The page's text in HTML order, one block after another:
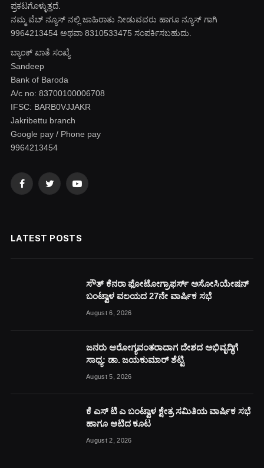
ಪ್ರಕಟಗೊಳ್ಳುತ್ತದೆ.
ನಮ್ಮ ವೆಬ್ ನ್ಯೂಸ್ ನಲ್ಲಿ ಜಾಹಿರಾತು ನೀಡುವವರು ಹಾಗೂ ನ್ಯೂಸ್ ಗಾಗಿ
9964213454 ಅಥವಾ 8310533475 ಸಂಪರ್ಕಿಸಬಹುದು.
ಬ್ಯಾಂಕ್ ಖಾತೆ ಸಂಖ್ಯೆ
Sandeep
Bank of Baroda
A/c no: 83700100006708
IFSC: BARB0VJJAKR
Jakribettu branch
Google pay / Phone pay
9964213454
FacebookTwitter YouTube
LATEST POSTS
ಸೌತ್ ಕೆನರಾ ಫೋಟೋಗ್ರಾಫರ್ಸ್ ಅಸೋಸಿಯೇಷನ್
ಬಂಟ್ವಾಳ ವಲಯದ 27ನೇ ವಾರ್ಷಿಕ ಸಭೆ
August 6, 2026
ಜನರು ಆರೋಗ್ಯವಂತರಾದಾಗ ದೇಶದ ಅಭಿವೃದ್ಧಿಗೆ
ಸಾಧ್ಯ: ಡಾ. ಜಯಕುಮಾರ್ ಶೆಟ್ಟಿ
August 5, 2026
ಕೆ ಎಸ್ ಟಿ ಎ ಬಂಟ್ವಾಳ ಕ್ಷೇತ್ರ ಸಮಿತಿಯ ವಾರ್ಷಿಕ ಸಭೆ
ಹಾಗೂ ಆಟಿದ ಕೂಟ
August 2, 2026